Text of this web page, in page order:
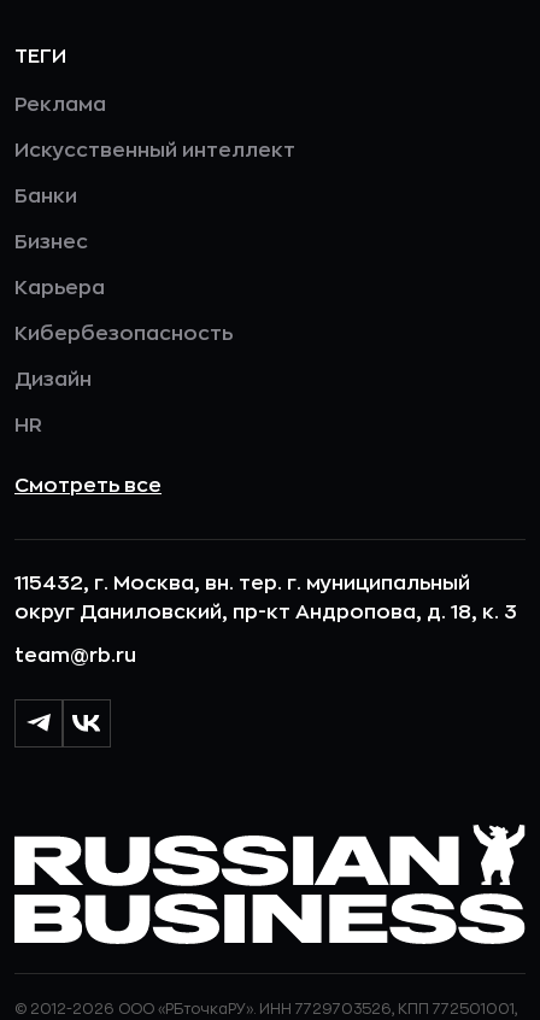
ТЕГИ
Реклама
Искусственный интеллект
Банки
Бизнес
Карьера
Кибербезопасность
Дизайн
HR
Смотреть все
115432, г. Москва, вн. тер. г. муниципальный
округ Даниловский, пр-кт Андропова, д. 18, к. 3
team@rb.ru
© 2012-2026 ООО «РБточкаРУ». ИНН 7729703526, КПП 772501001,